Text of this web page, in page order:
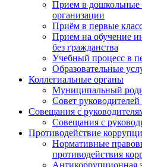
Прием в дошкольные
организации
Приём в первые
Прием на обучение
без гражданства
Учебный процесс в
Образовательные
Коллегиальные органы
Муниципальный
Совет
Совещания с
Совещания с
Противодействие
Нормативные
противодействия